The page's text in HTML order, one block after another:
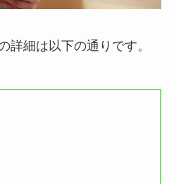
詳細は以下の通りです。